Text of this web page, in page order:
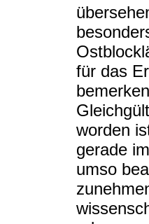
für das
worden
gerade
umso